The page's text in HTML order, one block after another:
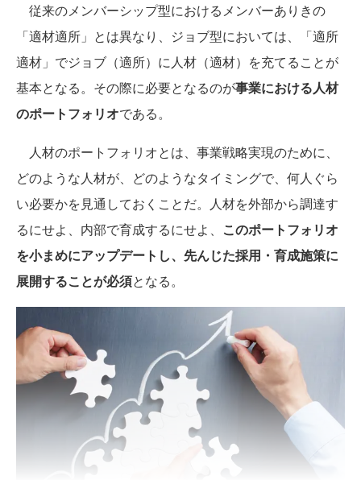
従来のメンバーシップ型におけるメンバーありきの
「適材適所」とは異なり、ジョブ型においては、「適所
適材」でジョブ（適所）に人材（適材）を充てることが
基本となる。その際に必要となるのが事業における人材
のポートフォリオである。
人材のポートフォリオとは、事業戦略実現のために、
どのような人材が、どのようなタイミングで、何人ぐら
い必要かを見通しておくことだ。人材を外部から調達す
るにせよ、内部で育成するにせよ、 このポートフォリオ
を小まめにアップデートし、先んじた採用・育成施策に
展開することが必須となる。